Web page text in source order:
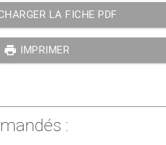
LA FICHE PDF
print IMPRIMER
: